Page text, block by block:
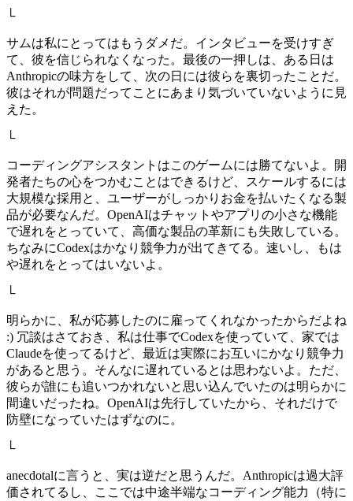
└
サムは私にとってはもうダメだ。インタビューを受けすぎ
て、彼を信じられなくなった。最後の一押しは、ある日は
Anthropicの味方をして、次の日には彼らを裏切ったことだ。
彼はそれが問題だってことにあまり気づいていないように見
えた。
└
コーディングアシスタントはこのゲームには勝てないよ。開
発者たちの心をつかむことはできるけど、スケールするには
大規模な採用と、ユーザーがしっかりお金を払いたくなる製
品が必要なんだ。OpenAIはチャットやアプリの小さな機能
で遅れをとっていて、高価な製品の革新にも失敗している。
ちなみにCodexはかなり競争力が出てきてる。速いし、もは
や遅れをとってはいないよ。
└
明らかに、私が応募したのに雇ってくれなかったからだよね
:) 冗談はさておき、私は仕事でCodexを使っていて、家では
Claudeを使ってるけど、最近は実際にお互いにかなり競争力
があると思う。そんなに遅れているとは思わないよ。ただ、
彼らが誰にも追いつかれないと思い込んでいたのは明らかに
間違いだったね。OpenAIは先行していたから、それだけで
防壁になっていたはずなのに。
└
anecdotalに言うと、実は逆だと思うんだ。Anthropicは過大評
価されてるし、ここでは中途半端なコーディング能力（特に